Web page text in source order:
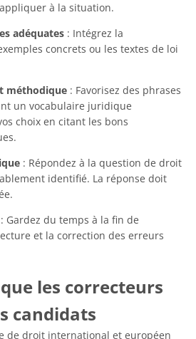
à la situation.
adéquates: Intégrez la
concrets ou les textes de loi
méthodique: Favorisez des phrases
un vocabulaire juridique
choix en citant les bons
: Répondez à la question de droit
identifié. La réponse doit
Gardez du temps à la fin de
et la correction des erreurs
les correcteurs
candidats
de droit international et européen